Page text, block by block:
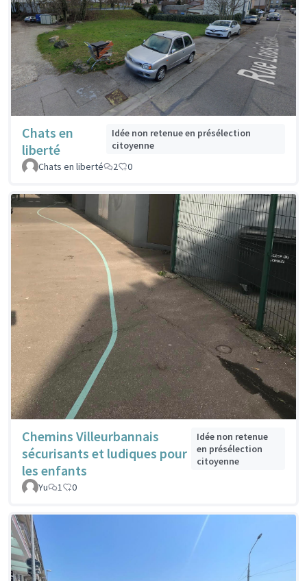
Chats en
liberté
Idée non retenue en présélection
citoyenne
Chats en liberté
2 0
Chemins Villeurbannais
sécurisants et ludiques pour
les enfants
Idée non retenue
en présélection
citoyenne
Yu 1 0